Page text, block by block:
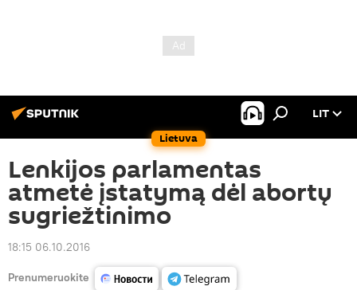
Lietuva
LIT
Lenkijos parlamentas
atmetė įstatymą dėl abortų
sugriežtinimo
18:15 06.10.2016
Prenumeruokite